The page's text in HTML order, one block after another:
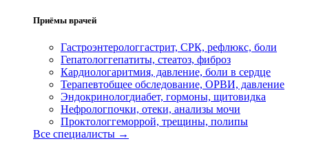
Приёмы врачей
Гастроэнтерологгастрит, СРК, рефлюкс, боли
Гепатологгепатиты, стеатоз, фиброз
Кардиологаритмия, давление, боли в сердце
Терапевтобщее обследование, ОРВИ, давление
Эндокринологдиабет, гормоны, щитовидка
Нефрологпочки, отеки, анализы мочи
Проктологгеморрой, трещины, полипы
Все специалисты →